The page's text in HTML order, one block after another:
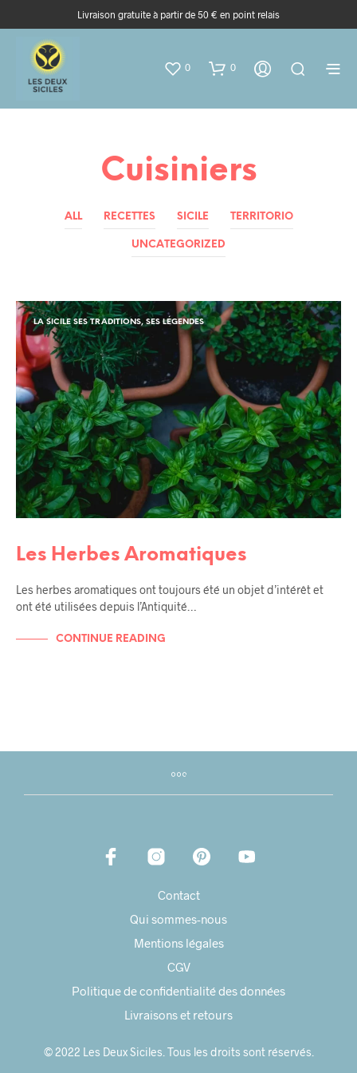
Livraison gratuite à partir de 50 € en point relais
0 0
Cuisiniers
ALL RECETTES SICILE TERRITORIO
UNCATEGORIZED
LA SICILE SES TRADITIONS, SES LÉGENDES
Les Herbes Aromatiques
Les herbes aromatiques ont toujours été un objet d’intérêt et
ont été utilisées depuis l’Antiquité…
CONTINUE READING
Contact
Qui sommes-nous
Mentions légales
CGV
Politique de confidentialité des données
Livraisons et retours
© 2022 Les Deux Siciles. Tous les droits sont réservés.